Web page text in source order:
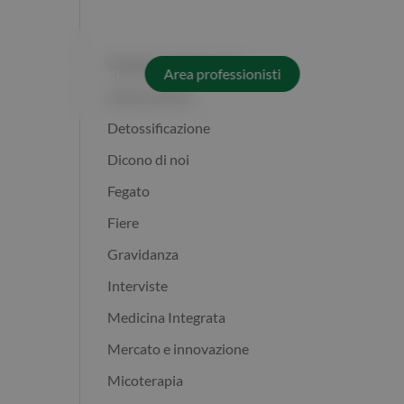
Area professionisti
Allergie e intolleranze
Ansia e Stress
Detossificazione
Dicono di noi
Fegato
Fiere
Gravidanza
Interviste
Medicina Integrata
Mercato e innovazione
Micoterapia